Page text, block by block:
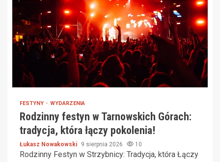
FESTYNY WYDARZENIA
Rodzinny festyn w Tarnowskich Górach:
tradycja, która łączy pokolenia!
Łukasz Nowakowski 9 sierpnia 2026 10
Rodzinny Festyn w Strzybnicy: Tradycja, która Łączy